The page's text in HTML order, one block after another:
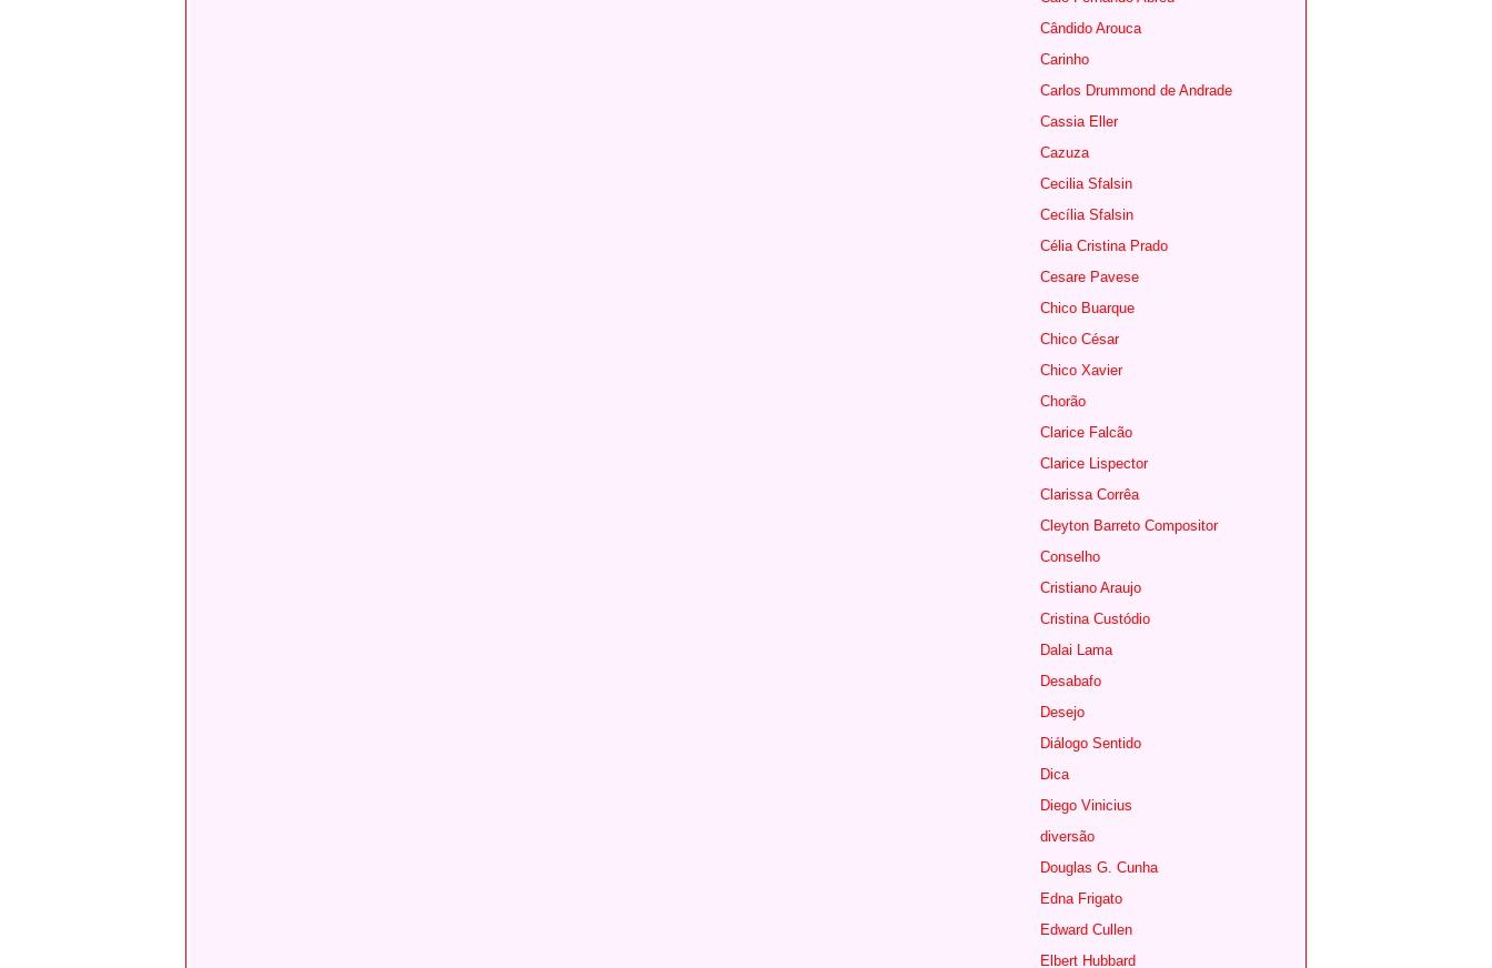
Cândido Arouca
Carinho
Carlos Drummond de Andrade
Cassia Eller
Cazuza
Cecilia Sfalsin
Cecília Sfalsin
Célia Cristina Prado
Cesare Pavese
Chico Buarque
Chico César
Chico Xavier
Chorão
Clarice Falcão
Clarice Lispector
Clarissa Corrêa
Cleyton Barreto Compositor
Conselho
Cristiano Araujo
Cristina Custódio
Dalai Lama
Desabafo
Desejo
Diálogo Sentido
Dica
Diego Vinicius
diversão
Douglas G. Cunha
Edna Frigato
Edward Cullen
Elbert Hubbard